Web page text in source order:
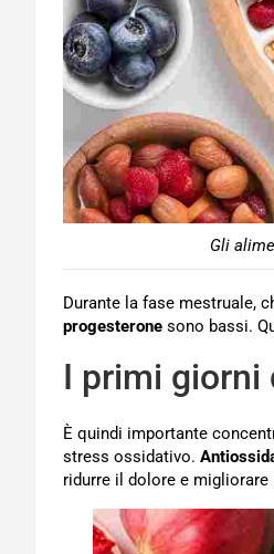
Gli
Durante la fase mestruale,
progesterone sono bassi.
I primi giorni
È quindi importante
stress ossidativo.
ridurre il dolore e migliorare